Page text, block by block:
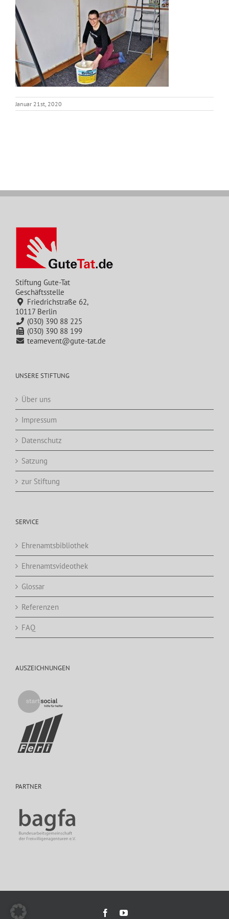
Januar 21st, 2020
Stiftung Gute-Tat
Geschäftsstelle
Friedrichstraße 62,
10117 Berlin
(030) 390 88 225
(030) 390 88 199
teamevent@gute-tat.de
UNSERE STIFTUNG
Über uns
Impressum
Datenschutz
Satzung
zur Stiftung
SERVICE
Ehrenamtsbibliothek
Ehrenamtsvideothek
Glossar
Referenzen
FAQ
AUSZEICHNUNGEN
PARTNER
FacebookYouTube